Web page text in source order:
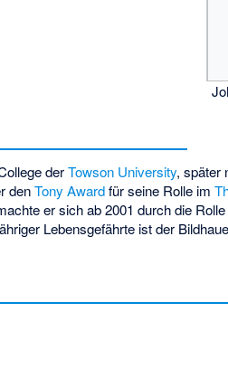
derTowson University, später
denTony Awardfür seine Rolle im
er sich ab 2001 durch die
Lebensgefährte ist der